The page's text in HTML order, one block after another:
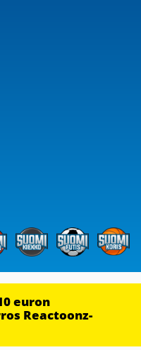
euron
Reactoonz-